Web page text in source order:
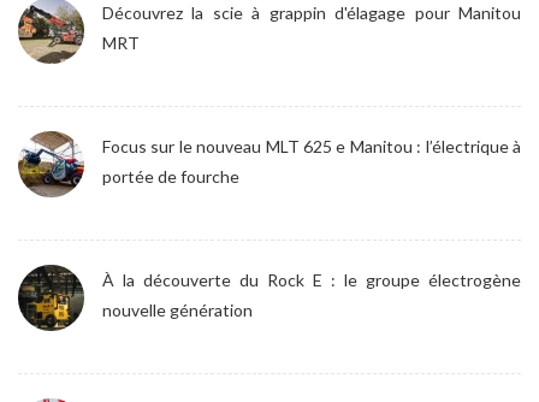
Découvrez la scie à grappin d'élagage pour Manitou
MRT
Focus sur le nouveau MLT 625 e Manitou : l’électrique à
portée de fourche
À la découverte du Rock E : le groupe électrogène
nouvelle génération